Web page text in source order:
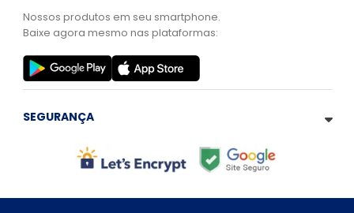
Nossos produtos em seu smartphone.
Baixe agora mesmo nas plataformas:
SEGURANÇA